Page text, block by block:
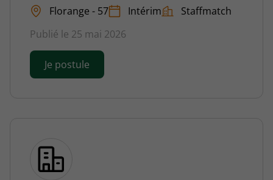
Florange - 57 Intérim
Staffmatch
Publié le 25 mai 2026
Je postule